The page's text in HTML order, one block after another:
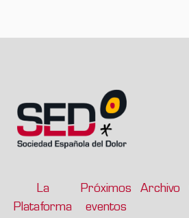
La
Plataforma
Próximos
eventos
Archivo